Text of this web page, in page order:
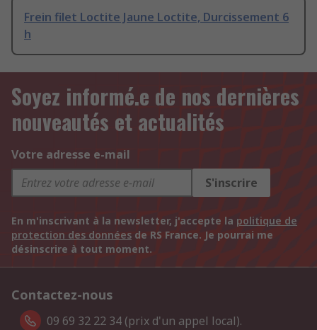
Frein filet Loctite Jaune Loctite, Durcissement 6
h
Soyez informé.e de nos dernières
nouveautés et actualités
Votre adresse e-mail
S'inscrire
En m'inscrivant à la newsletter, j'accepte la politique de
protection des données de RS France. Je pourrai me
désinscrire à tout moment.
Contactez-nous
09 69 32 22 34 (prix d'un appel local).